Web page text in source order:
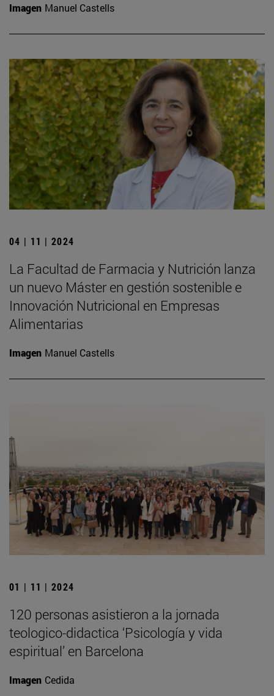
Imagen Manuel Castells
04 | 11 | 2024
La Facultad de Farmacia y Nutrición lanza
un nuevo Máster en gestión sostenible e
Innovación Nutricional en Empresas
Alimentarias
Imagen Manuel Castells
01 | 11 | 2024
120 personas asistieron a la jornada
teologico-didactica ‘Psicología y vida
espiritual’ en Barcelona
Imagen Cedida